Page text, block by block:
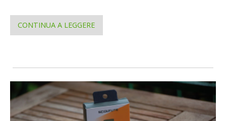
CONTINUA A LEGGERE